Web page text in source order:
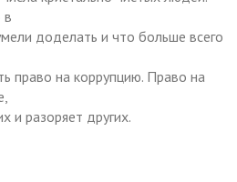
в
доделать и что больше всего
право на коррупцию. Право на
и разоряет других.